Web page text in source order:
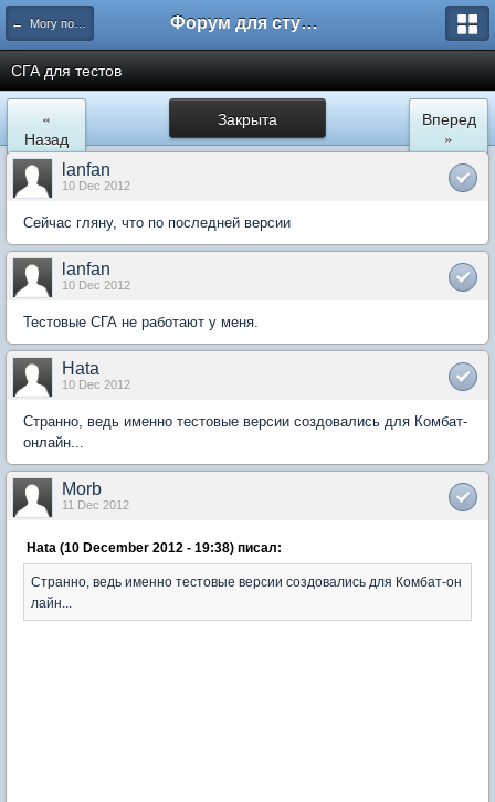
← Могу помочь Форум для студента СГА
СГА для тестов
Закрыта
«
Назад
Вперед
»
lanfan
10 Dec 2012
Сейчас гляну, что по последней версии
lanfan
10 Dec 2012
Тестовые СГА не работают у меня.
Hata
10 Dec 2012
Странно, ведь именно тестовые версии создовались для Комбат-
онлайн...
Morb
11 Dec 2012
Hata (10 December 2012 - 19:38) писал:
Странно, ведь именно тестовые версии создовались для Комбат-он
лайн...